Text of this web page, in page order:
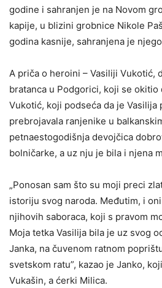
godine i sahranjen je na Novom
kapije, u blizini grobnice Nikole
godina kasnije, sahranjena je
A priča o heroini – Vasiliji Vukotić,
bratanca u Podgorici, koji se
Vukotić, koji podseća da je Vasilija
prebrojavala ranjenike u
petnaestogodišnja devojčica
bolničarke, a uz nju je bila i njena
„Ponosan sam što su moji preci
istoriju svog naroda. Međutim, i
njihovih saboraca, koji s pravom
Moja tetka Vasilija bila je uz svog
Janka, na čuvenom ratnom
svetskom ratu”, kazao je Janko,
Vukašin, a ćerki Milica.